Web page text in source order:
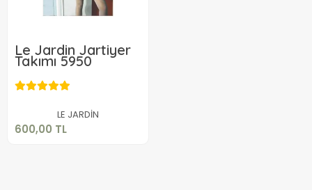
Le Jardin Jartiyer
Takımı 5950
LE JARDİN
600,00 TL
600,00 TL
Sepete Ekle